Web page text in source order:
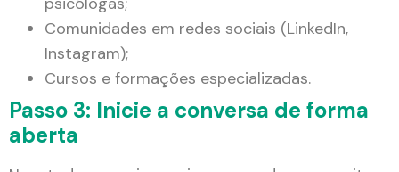
Comunidades em redes sociais (LinkedIn,
Instagram);
Cursos e formações especializadas.
Passo 3: Inicie a conversa de forma
aberta